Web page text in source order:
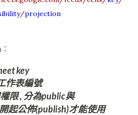
/projection
key
作表編號
限 , 分為public與
起公佈(publish)才能使用